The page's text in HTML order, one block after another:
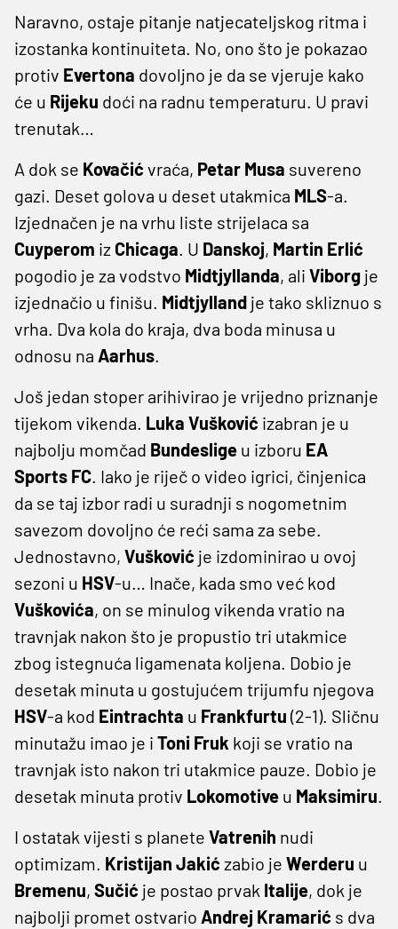
Naravno, ostaje pitanje natjecateljskog ritma i
izostanka kontinuiteta. No, ono što je pokazao
protiv Evertona dovoljno je da se vjeruje kako
će u Rijeku doći na radnu temperaturu. U pravi
trenutak…
A dok se Kovačić vraća, Petar Musa suvereno
gazi. Deset golova u deset utakmica MLS-a.
Izjednačen je na vrhu liste strijelaca sa
Cuyperom iz Chicaga. U Danskoj, Martin Erlić
pogodio je za vodstvo Midtjyllanda, ali Viborg je
izjednačio u finišu. Midtjylland je tako skliznuo s
vrha. Dva kola do kraja, dva boda minusa u
odnosu na Aarhus.
Još jedan stoper arihivirao je vrijedno priznanje
tijekom vikenda. Luka Vušković izabran je u
najbolju momčad Bundeslige u izboru EA
Sports FC. Iako je riječ o video igrici, činjenica
da se taj izbor radi u suradnji s nogometnim
savezom dovoljno će reći sama za sebe.
Jednostavno, Vušković je izdominirao u ovoj
sezoni u HSV-u… Inače, kada smo već kod
Vuškovića, on se minulog vikenda vratio na
travnjak nakon što je propustio tri utakmice
zbog istegnuća ligamenata koljena. Dobio je
desetak minuta u gostujućem trijumfu njegova
HSV-a kod Eintrachta u Frankfurtu (2-1). Sličnu
minutažu imao je i Toni Fruk koji se vratio na
travnjak isto nakon tri utakmice pauze. Dobio je
desetak minuta protiv Lokomotive u Maksimiru.
I ostatak vijesti s planete Vatrenih nudi
optimizam. Kristijan Jakić zabio je Werderu u
Bremenu, Sučić je postao prvak Italije, dok je
najbolji promet ostvario Andrej Kramarić s dva